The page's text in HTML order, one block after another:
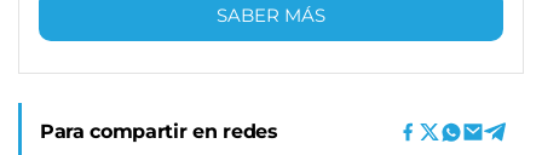
SABER MÁS
Para compartir en redes